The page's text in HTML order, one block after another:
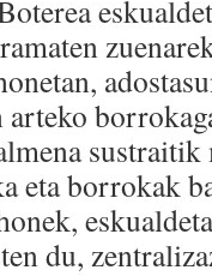
eta borrokak
du,